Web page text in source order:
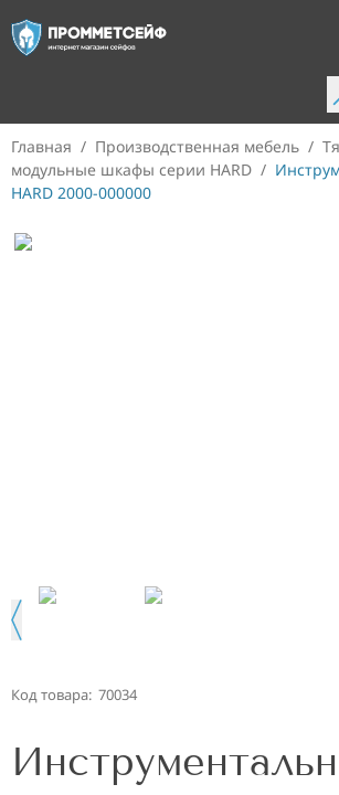
Главная / Производственная мебель /
модульные шкафы серии HARD /
HARD 2000-000000
Код товара: 70034